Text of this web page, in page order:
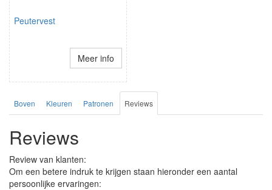
Peutervest
Meer info
Boven Kleuren Patronen Reviews
Reviews
Review van klanten:
Om een betere indruk te krijgen staan hieronder een aantal
persoonlijke ervaringen: